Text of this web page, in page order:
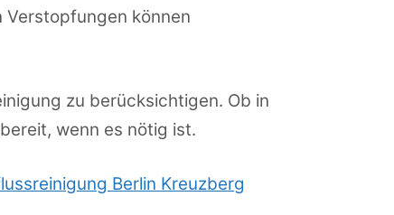
Verstopfungen können
zu berücksichtigen. Ob in
wenn es nötig ist.
Berlin Kreuzberg